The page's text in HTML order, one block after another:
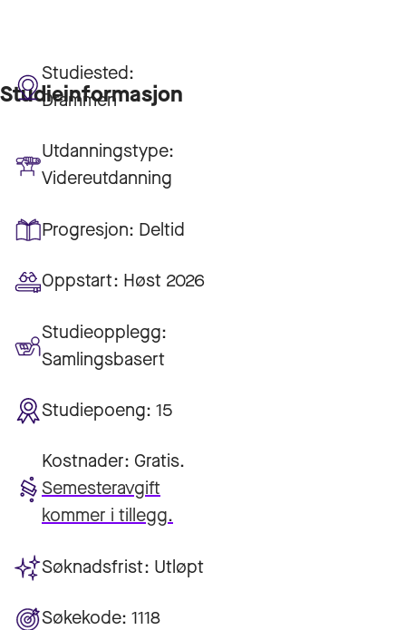
Studieinformasjon
Studiested:
Drammen
Utdanningstype:
Videreutdanning
Progresjon: Deltid
Oppstart: Høst 2026
Studieopplegg:
Samlingsbasert
Studiepoeng: 15
Kostnader: Gratis.
Semesteravgift
kommer i tillegg.
Søknadsfrist: Utløpt
Søkekode: 1118